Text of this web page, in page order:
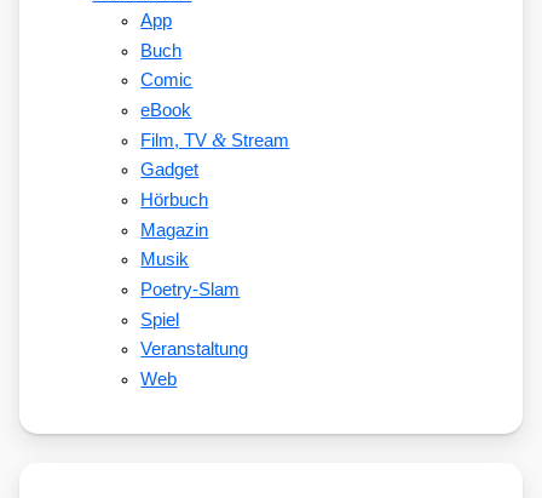
App
Buch
Comic
eBook
Film, TV&Stream
Gadget
Hörbuch
Magazin
Musik
Poetry-Slam
Spiel
Veranstaltung
Web